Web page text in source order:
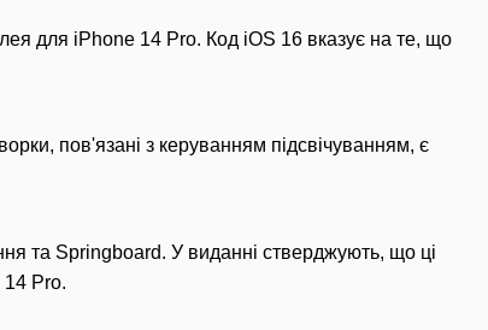
для iPhone 14 Pro. Код iOS 16 вказує на те, що
пов'язані з керуванням підсвічуванням, є
та Springboard. У виданні стверджують, що ці
14 Pro.